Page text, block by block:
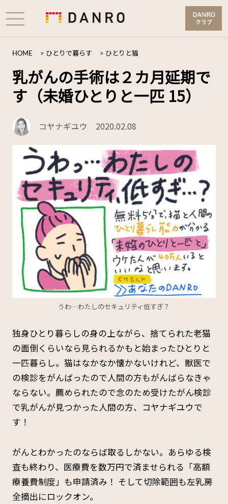
HOME > ひとりで暮らす > ひとりと猫
乳がんの手術は２カ月延期で
す（未婚ひとりと一匹 15）
コヤナギユウ 2020.02.08
うわ…わたしのセキュリティ低すぎ？
独身ひとり暮らしの身の上ながら、捨てられた老猫
の面倒くらいなら見られるかもと始まったひとりと
一匹暮らし。猫はなかなか懐かないけれど、獣医で
の検診をがんばったので人間の方もがんばらなきゃ
ならない。薦められたので念のため受けたがん検診
で乳がんが見つかった人間の方、コヤナギユウで
す！
がんとわかったのならば取るしかない。あらゆる検
査も終わり、医療費を数万円で済ませられる「高額
療養費制度」も申請済み！ そして切除範囲も左乳房
全摘出にロックオン。